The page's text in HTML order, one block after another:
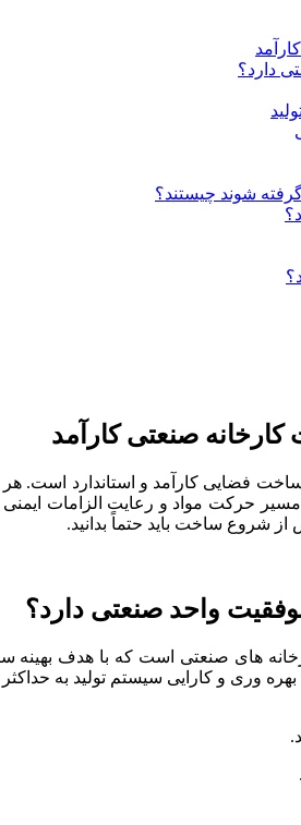
دارد؟
شوند چیستند؟
صنعتی کارآمد
فضایی کارآمد و استاندارد است. هر
حرکت مواد و رعایت الزامات
شروع ساخت باید حتماً بدانید.
واحد صنعتی دارد؟
های صنعتی است که با هدف بهینه
وری و کارایی سیستم تولید به